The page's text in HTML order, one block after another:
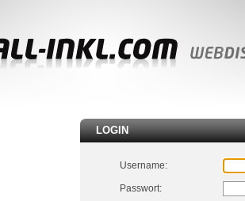
LOGIN
Username:
Passwort: